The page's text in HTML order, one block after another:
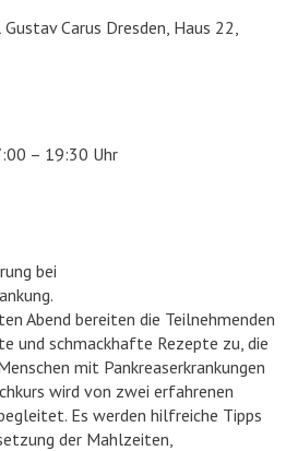
Carus Dresden, Haus 22,
– 19:30 Uhr
bei
Abend bereiten die Teilnehmenden
und schmackhafte Rezepte zu, die
mit Pankreaserkrankungen
wird von zwei erfahrenen
Es werden hilfreiche Tipps
der Mahlzeiten,